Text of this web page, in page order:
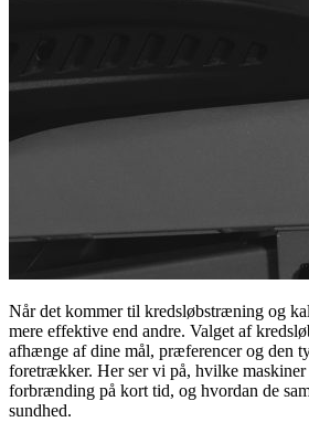
Når det kommer til kredsløbstræning og
mere effektive end andre. Valget af
afhænge af dine mål, præferencer og den
foretrækker. Her ser vi på, hvilke
forbrænding på kort tid, og hvordan de
sundhed.